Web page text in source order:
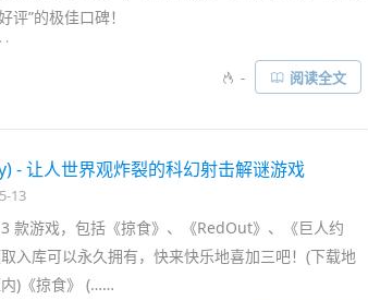
”的极佳口碑！
法 + 美式
风格 + 恶搞无厘头的有趣剧情形成了极
不仅可以单机游玩，也能约上
.
- 阅读全文
- 让人世界观炸裂的科幻射击解谜游戏
13
款游戏，包括《掠食》、《RedOut》、《巨人约
入库可以永久拥有，快来快乐地喜加三吧！(下载地
)《掠食》 (……